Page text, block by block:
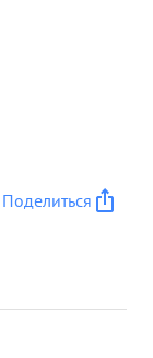
Поделиться